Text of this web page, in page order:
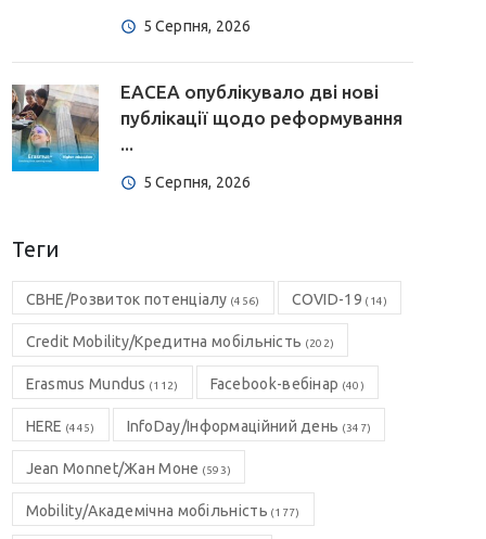
5 Серпня, 2026
EACEA опублікувало дві нові
публікації щодо реформування
...
5 Серпня, 2026
Теги
CBHE/Розвиток потенціалу (456) COVID-19 (14)
Credit Mobility/Кредитна мобільність (202)
Erasmus Mundus (112) Facebook-вебінар (40)
HERE (445) InfoDay/Інформаційний день (347)
Jean Monnet/Жан Моне (593)
Mobility/Академічна мобільність (177)